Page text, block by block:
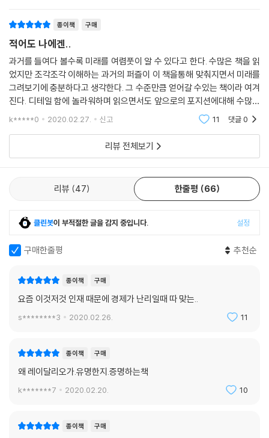
종이책 구매
적어도 나에겐..
과거를 들여다 볼수록 미래를 여렴풋이 알 수 있다고 한다. 수많은 책을 읽
었지만 조각조각 이해하는 과거의 퍼즐이 이 책을통해 맞춰지면서 미래를
그려보기에 충분하다고 생각한다. 그 수준만큼 얻어갈 수있는 책이라 여겨
진다. 디테일 함에 놀라워하며 읽으면서도 앞으로의 포지션에대해 수많은
생각들이 떠올르는 책. 근데 150자 이상 적으라는 댓글 정책은 정말 쓰레
k*****0 2020.02.27. 신고 11 댓글0
리뷰 전체보기
리뷰 47 한줄평 66
클린봇이 부적절한 글을 감지 중입니다. 설정
구매한줄평 추천순
종이책 구매
요즘 이것저것 인재 때문에 경제가 난리일때 따 맞는..
s********3 2020.02.26. 11
종이책 구매
왜 레이달리오가.유명한지.증명하는책
k*******7 2020.02.20. 10
종이책 구매